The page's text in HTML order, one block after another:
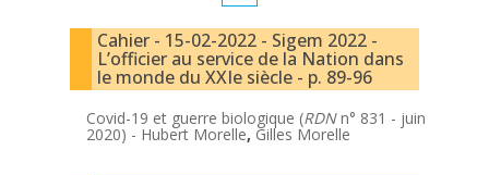
Cahier - 15-02-2022 - Sigem 2022 -
L’officier au service de la Nation dans
le monde du XXIe siècle - p. 89-96
Covid-19 et guerre biologique (RDNn° 831 - juin
2020) - Hubert Morelle, Gilles Morelle